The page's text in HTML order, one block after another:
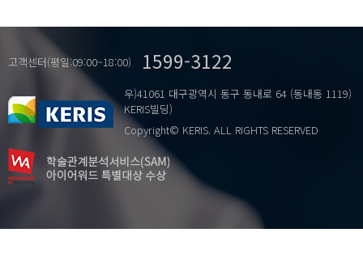
인칭 범주
중국어권 학습자
한국어 경어법
한국어교육
형태 초점 의사소통 중심의 접근 방법
？.
고객센터(평일:09:00~18:00) 1599-3122
우)41061 대구광역시 동구 동내로 64 (동내동 1119)
KERIS빌딩)
Copyright© KERIS. ALL RIGHTS RESERVED